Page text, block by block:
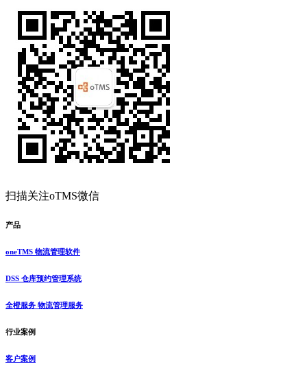
扫描关注oTMS微信
产品
oneTMS 物流管理软件
DSS 仓库预约管理系统
全橙服务 物流管理服务
行业案例
客户案例